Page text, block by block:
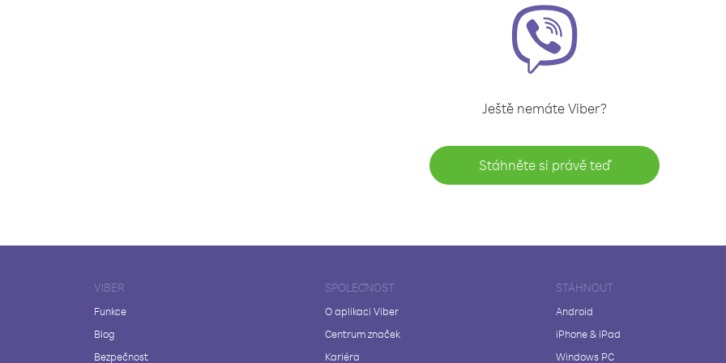
Ještě nemáte Viber?
Stáhněte si právě teď
VIBER
Funkce
Blog
Bezpečnost
SPOLEČNOST
O aplikaci Viber
Centrum značek
Kariéra
STÁHNOUT
Android
iPhone & iPad
Windows PC